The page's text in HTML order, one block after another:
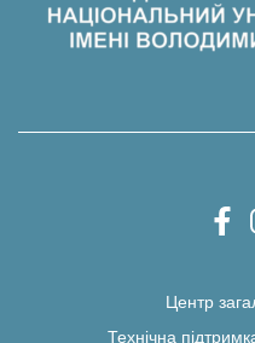
Центр
Технічна